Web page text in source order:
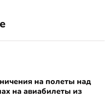
на полеты над
на авиабилеты из